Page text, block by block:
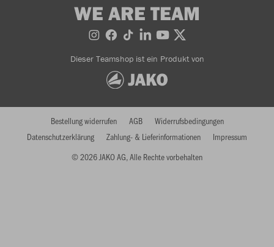
WE ARE TEAM
Dieser Teamshop ist ein Produkt von
© 2026 JAKO AG, Alle Rechte vorbehalten
Bestellung widerrufen AGB
Widerrufsbedingungen
Datenschutzerklärung
Zahlung- & Lieferinformationen Impressum